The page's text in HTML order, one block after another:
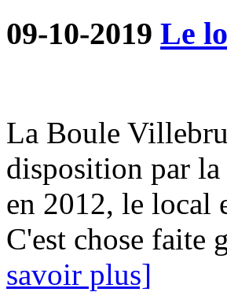
09-10-2019 Le
La Boule
disposition par
en 2012, le local
C'est chose faite
savoir plus]